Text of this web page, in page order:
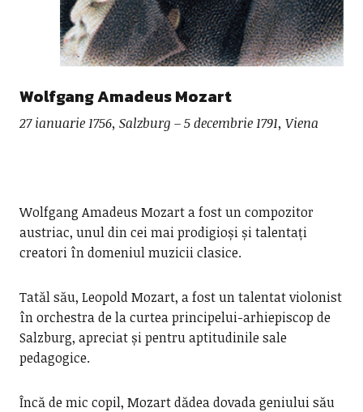
Wolfgang Amadeus Mozart
27 ianuarie 1756, Salzburg – 5 decembrie 1791, Viena
Wolfgang Amadeus Mozart a fost un compozitor
austriac, unul din cei mai prodigioși și talentați
creatori în domeniul muzicii clasice.
Tatăl său, Leopold Mozart, a fost un talentat violonist
în orchestra de la curtea principelui-arhiepiscop de
Salzburg, apreciat și pentru aptitudinile sale
pedagogice.
Încă de mic copil, Mozart dădea dovada geniului său